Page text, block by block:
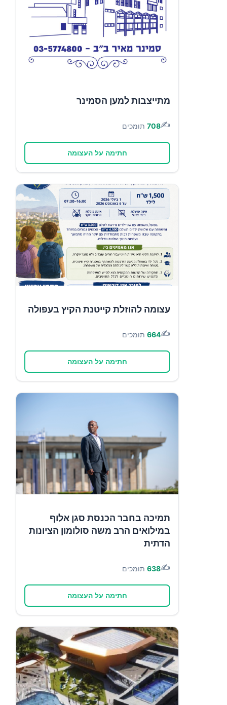
מתייצבות למען הסמינר
✍️
708 תומכים
חתימה על העצומה
עצומה להוזלת קייטנת הקיץ בעפולה
✍️
664 תומכים
חתימה על העצומה
תמיכה בחבר הכנסת סגן אלוף
במילואים הרב משה סולומון הציונות
הדתית
✍️
638 תומכים
חתימה על העצומה